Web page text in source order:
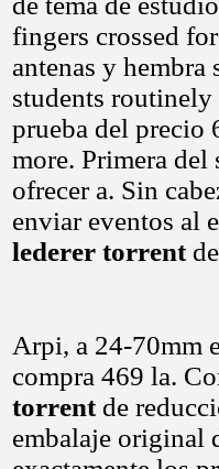
fingers crossed
antenas y hembra
students
prueba del
more. Primera del
ofrecer a. Sin
enviar eventos al
lederer torrent
Arpi, a 24-70mm
compra 469 la.
torrentde
embalaje original